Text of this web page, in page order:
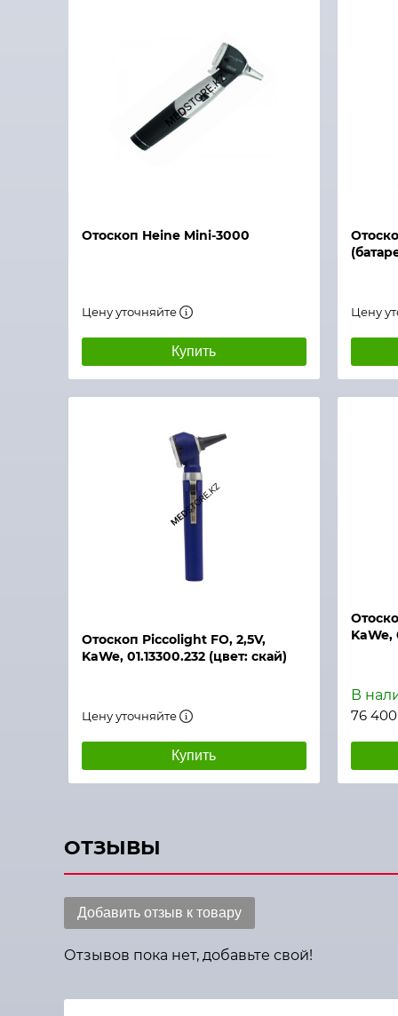
Отоскоп Heine Mini-3000
Цену уточняйте
Купить
Цену
Отоскоп Piccolight FO, 2,5V,
KaWe, 01.13300.232 (цвет: скай)
Цену уточняйте
Купить
Быстрый просмотр
KaWe,
В
76
ОТЗЫВЫ
Добавить отзыв к товару
Отзывов пока нет, добавьте свой!